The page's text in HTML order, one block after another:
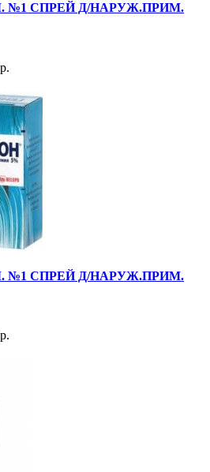
№1 СПРЕЙ Д/НАРУЖ.ПРИМ.
№1 СПРЕЙ Д/НАРУЖ.ПРИМ.